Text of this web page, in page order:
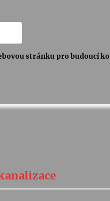
stránku pro budoucí